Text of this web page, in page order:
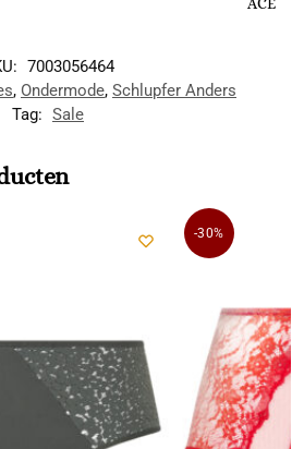
7003056464
, Ondermode, Schlupfer Anders
Tag: Sale
-30%